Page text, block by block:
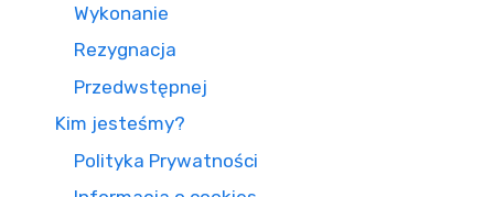
Wykonanie
Rezygnacja
Przedwstępnej
Kim jesteśmy?
Polityka Prywatności